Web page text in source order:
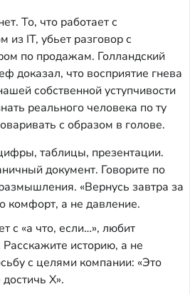
То, что работает с
из IT, убьет разговор с
по продажам. Голландский
доказал, что восприятие гнева
собственной уступчивости
реального человека по ту
с образом в голове.
таблицы, презентации.
документ. Говорите по
«Вернусь завтра за
комфорт, а не давление.
с «а что, если…», любит
историю, а не
с целями компании: «Это
X».